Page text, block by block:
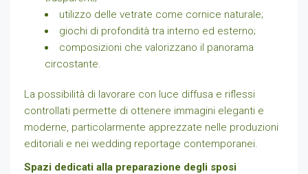
utilizzo delle vetrate come cornice naturale;
giochi di profondità tra interno ed esterno;
composizioni che valorizzano il panorama
circostante.
La possibilità di lavorare con luce diffusa e riflessi
controllati permette di ottenere immagini eleganti e
moderne, particolarmente apprezzate nelle produzioni
editoriali e nei wedding reportage contemporanei.
Spazi dedicati alla preparazione degli sposi